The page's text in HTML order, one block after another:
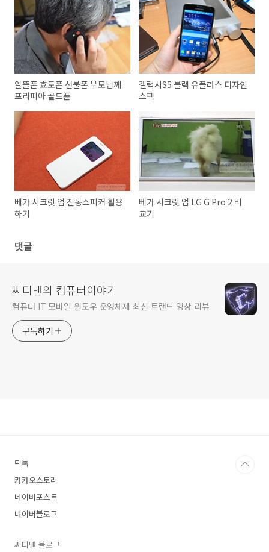
알뜰폰 효도폰 선불폰 부모님께
프리피아 골드폰
갤럭시S5 블랙 유플러스 디자인
스펙
베가 시크릿 업 진동스피커 활용
하기
베가 시크릿 업 LG G Pro 2 비
교기
댓글
씨디맨의 컴퓨터이야기
컴퓨터 IT 모바일 윈도우 운영체제 최신 트랜드 영상 리뷰
구독하기
틱톡
카카오스토리
네이버포스트
네이버블로그
씨디맨 블로그